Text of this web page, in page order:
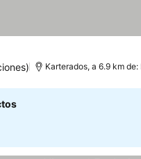
Karterados, a 6.9 km de: